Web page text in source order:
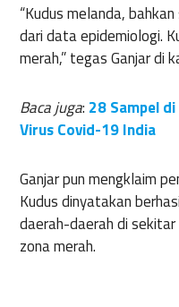
“Kudus melanda,
dari data epidemiologi.
merah,” tegas Ganjar
Baca juga: 28 Sampel
Virus Covid-19 India
Ganjar pun mengklaim
Kudus dinyatakan
daerah-daerah di
zona merah.